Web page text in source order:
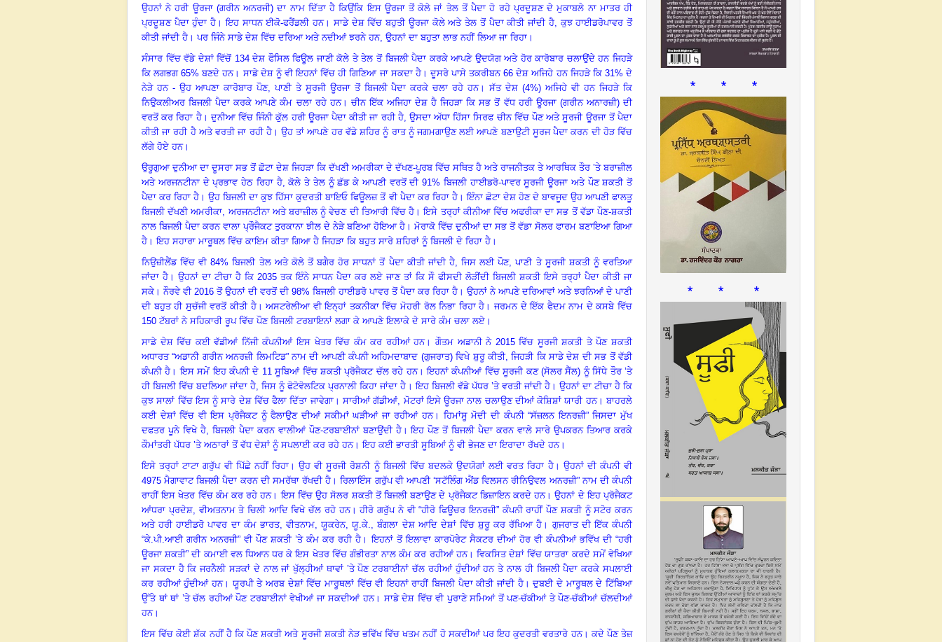
ਉਹਨਾਂ ਨੇ ਹਰੀ ਊਰਜਾ (ਗਰੀਨ ਅਨਰਜੀ) ਦਾ ਨਾਮ ਦਿੱਤਾ ਹੈ ਕਿਉਂਕਿ ਇਸ ਊਰਜਾ ਤੋਂ ਕੋਲੇ ਜਾਂ ਤੇਲ ਤੋਂ ਪੈਦਾ ਹੋ ਰਹੇ ਪ੍ਰਦੂਸ਼ਣ ਦੇ ਮੁਕਾਬਲੇ ਨਾ ਮਾਤਰ ਹੀ
ਪ੍ਰਦੂਸ਼ਣ ਪੈਦਾ ਹੁੰਦਾ ਹੈ ।ਇਹ ਸਾਧਨ ਈਕੋ-ਫਰੈਂਡਲੀ ਹਨ। ਸਾਡੇ ਦੇਸ਼ ਵਿੱਚ ਬਹੁਤੀ ਊਰਜਾ ਕੋਲੇ ਅਤੇ ਤੇਲ ਤੋਂ ਪੈਦਾ ਕੀਤੀ ਜਾਂਦੀ ਹੈ, ਕੁਝ ਹਾਈਡਰੋਪਾਵਰ ਤੋਂ
ਕੀਤੀ ਜਾਂਦੀ ਹੈ । ਪਰ ਜਿੰਨੇ ਸਾਡੇ ਦੇਸ਼ ਵਿੱਚ ਦਰਿਆ ਅਤੇ ਨਦੀਆਂ ਝਰਨੇ ਹਨ, ਉਹਨਾਂ ਦਾ ਬਹੁਤਾ ਲਾਭ ਨਹੀਂ ਲਿਆ ਜਾ ਰਿਹਾ ।
ਸੰਸਾਰ ਵਿੱਚ ਵੱਡੇ ਦੇਸ਼ਾਂ ਵਿੱਚੋਂ 134 ਦੇਸ਼ ਫੌਸਿਲ ਫਿਊਲ ਜਾਣੀ ਕੋਲੇ ਤੇ ਤੇਲ ਤੋਂ ਬਿਜਲੀ ਪੈਦਾ ਕਰਕੇ ਆਪਣੇ ਉਦਯੋਗ ਅਤੇ ਹੋਰ ਕਾਰੋਬਾਰ ਚਲਾਉਂਦੇ ਹਨ ਜਿਹੜੇ
ਕਿ ਲਗਭਗ 65% ਬਣਦੇ ਹਨ। ਸਾਡੇ ਦੇਸ਼ ਨੂੰ ਵੀ ਇਹਨਾਂ ਵਿੱਚ ਹੀ ਗਿਣਿਆ ਜਾ ਸਕਦਾ ਹੈ। ਦੂਸਰੇ ਪਾਸੇ ਤਕਰੀਬਨ 66 ਦੇਸ਼ ਅਜਿਹੇ ਹਨ ਜਿਹੜੇ ਕਿ 31% ਦੇ
ਨੇੜੇ ਹਨ - ਉਹ ਆਪਣਾ ਕਾਰੋਬਾਰ ਪੌਣ, ਪਾਣੀ ਤੇ ਸੂਰਜੀ ਊਰਜਾ ਤੋਂ ਬਿਜਲੀ ਪੈਦਾ ਕਰਕੇ ਚਲਾ ਰਹੇ ਹਨ।ਸੱਤ ਦੇਸ਼ (4%) ਅਜਿਹੇ ਵੀ ਹਨ ਜਿਹੜੇ ਕਿ
ਨਿਉਕਲੀਅਰ ਬਿਜਲੀ ਪੈਦਾ ਕਰਕੇ ਆਪਣੇ ਕੰਮ ਚਲਾ ਰਹੇ ਹਨ। ਚੀਨ ਇੱਕ ਅਜਿਹਾ ਦੇਸ਼ ਹੈ ਜਿਹੜਾ ਕਿ ਸਭ ਤੋਂ ਵੱਧ ਹਰੀ ਊਰਜਾ (ਗਰੀਨ ਅਨਾਰਜ਼ੀ) ਦੀ
ਵਰਤੋਂ ਕਰ ਰਿਹਾ ਹੈ। ਦੁਨੀਆ ਵਿੱਚ ਜਿੰਨੀ ਕੁੱਲ ਹਰੀ ਊਰਜਾ ਪੈਦਾ ਕੀਤੀ ਜਾ ਰਹੀ ਹੈ, ਉਸਦਾ ਅੱਧਾ ਹਿੱਸਾ ਸਿਰਫ ਚੀਨ ਵਿੱਚ ਪੌਣ ਅਤੇ ਸੂਰਜੀ ਊਰਜਾ ਤੋਂ ਪੈਦਾ
ਕੀਤੀ ਜਾ ਰਹੀ ਹੈ ਅਤੇ ਵਰਤੀ ਜਾ ਰਹੀ ਹੈ।ਉਹ ਤਾਂ ਆਪਣੇ ਹਰ ਵੱਡੇ ਸ਼ਹਿਰ ਨੂੰ ਰਾਤ ਨੂੰ ਜਗਮਗਾਉਣ ਲਈ ਆਪਣੇ ਬਣਾਉਟੀ ਸੂਰਜ ਪੈਦਾ ਕਰਨ ਦੀ ਹੋੜ ਵਿੱਚ
ਲੱਗੇ ਹੋਏ ਹਨ।
ਉਰੂਗੁਆ ਦੁਨੀਆ ਦਾ ਦੂਸਰਾ ਸਭ ਤੋਂ ਛੋਟਾ ਦੇਸ਼ ਜਿਹੜਾ ਕਿ ਦੱਖਣੀ ਅਮਰੀਕਾ ਦੇ ਦੱਖਣ-ਪੂਰਬ ਵਿੱਚ ਸਥਿਤ ਹੈ ਅਤੇ ਰਾਜਨੀਤਕ ਤੇ ਆਰਥਿਕ ਤੌਰ ’ਤੇ ਬਰਾਜ਼ੀਲ
ਅਤੇ ਅਰਜਨਟੀਨਾ ਦੇ ਪ੍ਰਭਾਵ ਹੇਠ ਰਿਹਾ ਹੈ, ਕੋਲੇ ਤੇ ਤੇਲ ਨੂੰ ਛੱਡ ਕੇ ਆਪਣੀ ਵਰਤੋਂ ਦੀ 91% ਬਿਜਲੀ ਹਾਈਡਰੋ-ਪਾਵਰ ਸੂਰਜੀ ਊਰਜਾ ਅਤੇ ਪੌਣ ਸ਼ਕਤੀ ਤੋਂ
ਪੈਦਾ ਕਰ ਰਿਹਾ ਹੈ ।ਉਹ ਬਿਜਲੀ ਦਾ ਕੁਝ ਹਿੱਸਾ ਕੁਦਰਤੀ ਬਾਇਓ ਫਿਊਲਜ਼ ਤੋਂ ਵੀ ਪੈਦਾ ਕਰ ਰਿਹਾ ਹੈ। ਇੰਨਾ ਛੋਟਾ ਦੇਸ਼ ਹੋਣ ਦੇ ਬਾਵਜੂਦ ਉਹ ਆਪਣੀ ਫਾਲਤੂ
ਬਿਜਲੀ ਦੱਖਣੀ ਅਮਰੀਕਾ ਅਰਜਨਟੀਨਾ ਅਤੇ ਬਰਾਜ਼ੀਲ ਨੂੰ ਵੇਚਣ ਦੀ ਤਿਆਰੀ ਵਿੱਚ ਹੈ ।ਇਸੇ ਤਰ੍ਹਾਂ ਕੀਨੀਆ ਵਿੱਚ ਅਫਰੀਕਾ ਦਾ ਸਭ ਤੋਂ ਵੱਡਾ ਪੌਣ-ਸ਼ਕਤੀ
ਨਾਲ ਬਿਜਲੀ ਪੈਦਾ ਕਰਨ ਵਾਲਾ ਪ੍ਰੌਜੈਕਟ ਤੁਰਕਾਨਾ ਝੀਲ ਦੇ ਨੇੜੇ ਬਣਿਆ ਹੋਇਆ ਹੈ । ਮੋਰਾਕੋ ਵਿੱਚ ਦੁਨੀਆਂ ਦਾ ਸਭ ਤੋਂ ਵੱਡਾ ਸੋਲਰ ਫਾਰਮ ਬਣਾਇਆ ਗਿਆ
ਹੈ ।ਇਹ ਸਹਾਰਾ ਮਾਰੂਥਲ ਵਿੱਚ ਕਾਇਮ ਕੀਤਾ ਗਿਆ ਹੈ ਜਿਹੜਾ ਕਿ ਬਹੁਤ ਸਾਰੇ ਸ਼ਹਿਰਾਂ ਨੂੰ ਬਿਜਲੀ ਦੇ ਰਿਹਾ ਹੈ ।
ਨਿਉਜ਼ੀਲੈਂਡ ਵਿੱਚ ਵੀ 84% ਬਿਜਲੀ ਤੇਲ ਅਤੇ ਕੋਲੇ ਤੋਂ ਬਗੈਰ ਹੋਰ ਸਾਧਨਾਂ ਤੋਂ ਪੈਦਾ ਕੀਤੀ ਜਾਂਦੀ ਹੈ,ਜਿਸ ਲਈ ਪੌਣ,ਪਾਣੀ ਤੇ ਸੂਰਜੀ ਸ਼ਕਤੀ ਨੂੰ ਵਰਤਿਆ
ਜਾਂਦਾ ਹੈ । ਉਹਨਾਂ ਦਾ ਟੀਚਾ ਹੈ ਕਿ 2035 ਤਕ ਇੰਨੇ ਸਾਧਨ ਪੈਦਾ ਕਰ ਲਏ ਜਾਣ ਤਾਂ ਕਿ ਸੌ ਫੀਸਦੀ ਲੋੜੀਂਦੀ ਬਿਜਲੀ ਸ਼ਕਤੀ ਇਸੇ ਤਰ੍ਹਾਂ ਪੈਦਾ ਕੀਤੀ ਜਾ
ਸਕੇ । ਨੌਰਵੇ ਵੀ 2016 ਤੋਂ ਉਹਨਾਂ ਦੀ ਵਰਤੋਂ ਦੀ 98% ਬਿਜਲੀ ਹਾਈਡਰੋ ਪਾਵਰ ਤੋਂ ਪੈਦਾ ਕਰ ਰਿਹਾ ਹੈ । ਉਹਨਾਂ ਨੇ ਆਪਣੇ ਦਰਿਆਵਾਂ ਅਤੇ ਝਰਨਿਆਂ ਦੇ ਪਾਣੀ
ਦੀ ਬਹੁਤ ਹੀ ਸੁਚੱਜੀ ਵਰਤੋਂ ਕੀਤੀ ਹੈ।ਅਸਟਰੇਲੀਆ ਵੀ ਇਨ੍ਹਾਂ ਤਕਨੀਕਾ ਵਿੱਚ ਮੋਹਰੀ ਰੋਲ ਨਿਭਾ ਰਿਹਾ ਹੈ । ਜਰਮਨ ਦੇ ਇੱਕ ਫੈਦਮ ਨਾਮ ਦੇ ਕਸਬੇ ਵਿੱਚ
150 ਟੱਬਰਾਂ ਨੇ ਸਹਿਕਾਰੀ ਰੂਪ ਵਿੱਚ ਪੌਣ ਬਿਜਲੀ ਟਰਬਾਇਨਾਂ ਲਗਾ ਕੇ ਆਪਣੇ ਇਲਾਕੇ ਦੇ ਸਾਰੇ ਕੰਮ ਚਲਾ ਲਏ ।
ਸਾਡੇ ਦੇਸ਼ ਵਿੱਚ ਕਈ ਵੱਡੀਆਂ ਨਿੱਜੀ ਕੰਪਨੀਆਂ ਇਸ ਖੇਤਰ ਵਿੱਚ ਕੰਮ ਕਰ ਰਹੀਆਂ ਹਨ। ਗੌਤਮ ਅਡਾਨੀ ਨੇ 2015 ਵਿੱਚ ਸੂਰਜੀ ਸ਼ਕਤੀ ਤੇ ਪੌਣ ਸ਼ਕਤੀ
ਅਧਾਰਤ “ਅਡਾਨੀ ਗਰੀਨ ਅਨਰਜ਼ੀ ਲਿਮਟਿਡ” ਨਾਮ ਦੀ ਆਪਣੀ ਕੰਪਨੀ ਅਹਿਮਦਾਬਾਦ (ਗੁਜਰਾਤ) ਵਿਖੇ ਸ਼ੁਰੂ ਕੀਤੀ,ਜਿਹੜੀ ਕਿ ਸਾਡੇ ਦੇਸ਼ ਦੀ ਸਭ ਤੋਂ ਵੱਡੀ
ਕੰਪਨੀ ਹੈ ।ਇਸ ਸਮੇਂ ਇਹ ਕੰਪਨੀ ਦੇ 11 ਸੂਬਿਆਂ ਵਿੱਚ ਸ਼ਕਤੀ ਪ੍ਰੋਜੈਕਟ ਚੱਲ ਰਹੇ ਹਨ।ਇਹਨਾਂ ਕੰਪਨੀਆਂ ਵਿੱਚ ਸੂਰਜੀ ਕਣ (ਸੋਲਰ ਸੈੱਲ) ਨੂੰ ਸਿੱਧੇ ਤੌਰ ’ਤੇ
ਹੀ ਬਿਜਲੀ ਵਿੱਚ ਬਦਲਿਆ ਜਾਂਦਾ ਹੈ ,ਜਿਸ ਨੂੰ ਫੋਟੋਵੋਲਟਿਕ ਪ੍ਰਨਾਲੀ ਕਿਹਾ ਜਾਂਦਾ ਹੈ ।ਇਹ ਬਿਜਲੀ ਵੱਡੇ ਪੱਧਰ ’ਤੇ ਵਰਤੀ ਜਾਂਦੀ ਹੈ। ਉਹਨਾਂ ਦਾ ਟੀਚਾ ਹੈ ਕਿ
ਕੁਝ ਸਾਲਾਂ ਵਿੱਚ ਇਸ ਨੂੰ ਸਾਰੇ ਦੇਸ਼ ਵਿੱਚ ਫੈਲਾ ਦਿੱਤਾ ਜਾਵੇਗਾ।ਸਾਰੀਆਂ ਗੱਡੀਆਂ, ਮੋਟਰਾਂ ਇਸੇ ਊਰਜਾ ਨਾਲ ਚਲਾਉਣ ਦੀਆਂ ਕੋਸ਼ਿਸ਼ਾਂ ਯਾਰੀ ਹਨ।ਬਾਹਰਲੇ
ਕਈ ਦੇਸ਼ਾਂ ਵਿੱਚ ਵੀ ਇਸ ਪ੍ਰੋਜੈਕਟ ਨੂੰ ਫੈਲਾਉਣ ਦੀਆਂ ਸਕੀਮਾਂ ਘੜੀਆਂ ਜਾ ਰਹੀਆਂ ਹਨ। ਹਿਮਾਂਸੂ ਮੋਦੀ ਦੀ ਕੰਪਨੀ “ਸੱਜ਼ਲਨ ਇਨਰਜ਼ੀ” ਜਿਸਦਾ ਮੁੱਖ
ਦਫਤਰ ਪੂਨੇ ਵਿਖੇ ਹੈ, ਬਿਜਲੀ ਪੈਦਾ ਕਰਨ ਵਾਲੀਆਂ ਪੌਣ-ਟਰਬਾਈਨਾਂ ਬਣਾਉਂਦੀ ਹੈ।ਇਹ ਪੌਣ ਤੋਂ ਬਿਜਲੀ ਪੈਦਾ ਕਰਨ ਵਾਲੇ ਸਾਰੇ ਉਪਕਰਨ ਤਿਆਰ ਕਰਕੇ
ਕੌਮਾਂਤਰੀ ਪੱਧਰ ’ਤੇ ਅਠਾਰਾਂ ਤੋਂ ਵੱਧ ਦੇਸ਼ਾਂ ਨੂੰ ਸਪਲਾਈ ਕਰ ਰਹੇ ਹਨ।ਇਹ ਕਈ ਭਾਰਤੀ ਸੂਬਿਆਂ ਨੂੰ ਵੀ ਭੇਜਣ ਦਾ ਇਰਾਦਾ ਰੱਖਦੇ ਹਨ।
ਇਸੇ ਤਰ੍ਹਾਂ ਟਾਟਾ ਗਰੁੱਪ ਵੀ ਪਿੱਛੇ ਨਹੀਂ ਰਿਹਾ। ਉਹ ਵੀ ਸੂਰਜੀ ਰੋਸ਼ਨੀ ਨੂੰ ਬਿਜਲੀ ਵਿੱਚ ਬਦਲਕੇ ਉਦਯੋਗਾਂ ਲਈ ਵਰਤ ਰਿਹਾ ਹੈ। ਉਹਨਾਂ ਦੀ ਕੰਪਨੀ ਵੀ
4975 ਮੈਗਾਵਾਟ ਬਿਜਲੀ ਪੈਦਾ ਕਰਨ ਦੀ ਸਮਰੱਥਾ ਰੱਖਦੀ ਹੈ ।ਰਿਲਾਇੰਸ ਗਰੁੱਪ ਵੀ ਆਪਣੀ ‘ਸਟੱਲਿੰਗ ਐਂਡ ਵਿਲਸਨ ਰੀਨਿਉਵਲ ਅਨਰਜ਼ੀ” ਨਾਮ ਦੀ ਕੰਪਨੀ
ਰਾਹੀਂ ਇਸ ਖੇਤਰ ਵਿੱਚ ਕੰਮ ਕਰ ਰਹੇ ਹਨ।ਇਸ ਵਿੱਚ ਉਹ ਸੋਲਰ ਸ਼ਕਤੀ ਤੋਂ ਬਿਜਲੀ ਬਣਾਉਣ ਦੇ ਪ੍ਰੋਜੈਕਟ ਡਿਜ਼ਾਇਨ ਕਰਦੇ ਹਨ।ਉਹਨਾਂ ਦੇ ਇਹ ਪ੍ਰੋਜੈਕਟ
ਆਂਧਰਾ ਪ੍ਰਦੇਸ਼, ਵੀਅਤਨਾਮ ਤੇ ਚਿਲੀ ਆਦਿ ਵਿਖੇ ਚੱਲ ਰਹੇ ਹਨ।ਹੀਰੋ ਗਰੁੱਪ ਨੇ ਵੀ “ਹੀਰੋ ਫਿਊਚਰ ਇਨਰਜ਼ੀ” ਕੰਪਨੀ ਰਾਹੀਂ ਪੌਣ ਸ਼ਕਤੀ ਨੂੰ ਸਟੋਰ ਕਰਨ
ਅਤੇ ਹਰੀ ਹਾਈਡਰੋ ਪਾਵਰ ਦਾ ਕੰਮ ਭਾਰਤ, ਵੀਤਨਾਮ,ਯੂਕਰੇਨ,ਯੂ.ਕੇ. ,ਬੰਗਲਾ ਦੇਸ਼ ਆਦਿ ਦੇਸ਼ਾਂ ਵਿੱਚ ਸ਼ੁਰੂ ਕਰ ਰੱਖਿਆ ਹੈ । ਗੁਜਰਾਤ ਦੀ ਇੱਕ ਕੰਪਨੀ
“ਕੇ.ਪੀ.ਆਈ ਗਰੀਨ ਅਨਰਜ਼ੀ” ਵੀ ਪੌਣ ਸ਼ਕਤੀ ’ਤੇ ਕੰਮ ਕਰ ਰਹੀ ਹੈ ।ਇਹਨਾਂ ਤੋਂ ਇਲਾਵਾ ਕਾਰਪੋਰੇਟ ਸੈਕਟਰ ਦੀਆਂ ਹੋਰ ਵੀ ਕੰਪਨੀਆਂ ਭਵਿੱਖ ਦੀ “ਹਰੀ
ਊਰਜਾ ਸ਼ਕਤੀ” ਦੀ ਕਮਾਈ ਵਲ ਧਿਆਨ ਧਰ ਕੇ ਇਸ ਖੇਤਰ ਵਿੱਚ ਗੰਭੀਰਤਾ ਨਾਲ ਕੰਮ ਕਰ ਰਹੀਆਂ ਹਨ। ਵਿਕਸਿਤ ਦੇਸ਼ਾਂ ਵਿੱਚ ਯਾਤਰਾ ਕਰਦੇ ਸਮੇਂ ਵੇਖਿਆ
ਜਾ ਸਕਦਾ ਹੈ ਕਿ ਜਰਨੈਲੀ ਸੜਕਾਂ ਦੇ ਨਾਲ ਜਾਂ ਖੁੱਲ੍ਹੀਆਂ ਥਾਵਾਂ ’ਤੇ ਪੌਣ ਟਰਬਾਈਨਾਂ ਚੱਲ ਰਹੀਆਂ ਹੁੰਦੀਆਂ ਹਨ ਤੇ ਨਾਲ ਹੀ ਬਿਜਲੀ ਪੈਦਾ ਕਰਕੇ ਸਪਲਾਈ
ਕਰ ਰਹੀਆਂ ਹੁੰਦੀਆਂ ਹਨ। ਯੂਰਪੀ ਤੇ ਅਰਬ ਦੇਸ਼ਾਂ ਵਿੱਚ ਮਾਰੂਥਲਾਂ ਵਿੱਚ ਵੀ ਇਹਨਾਂ ਰਾਹੀਂ ਬਿਜਲੀ ਪੈਦਾ ਕੀਤੀ ਜਾਂਦੀ ਹੈ।ਦੁਬਈ ਦੇ ਮਾਰੂਥਲ ਦੇ ਟਿੱਬਿਆ
ਉੱਤੇ ਥਾਂ ਥਾਂ ’ਤੇ ਚੱਲ ਰਹੀਆਂ ਪੌਣ ਟਰਬਾਈਨਾਂ ਵੇਖੀਆਂ ਜਾ ਸਕਦੀਆਂ ਹਨ। ਸਾਡੇ ਦੇਸ਼ ਵਿੱਚ ਵੀ ਪੁਰਾਣੇ ਸਮਿਆਂ ਤੋਂ ਪਣ-ਚੱਕੀਆਂ ਤੇ ਪੌਣ-ਚੱਕੀਆਂ ਚੱਲਦੀਆਂ
ਹਨ।
ਇਸ ਵਿੱਚ ਕੋਈ ਸ਼ੱਕ ਨਹੀਂ ਹੈ ਕਿ ਪੌਣ ਸ਼ਕਤੀ ਅਤੇ ਸੂਰਜੀ ਸ਼ਕਤੀ ਨੇੜ ਭਵਿੱਖ ਵਿੱਚ ਖਤਮ ਨਹੀਂ ਹੋ ਸਕਦੀਆਂ ਪਰ ਇਹ ਕੁਦਰਤੀ ਵਰਤਾਰੇ ਹਨ। ਕਦੇ ਪੌਣ ਤੇਜ਼
* * *
* * *